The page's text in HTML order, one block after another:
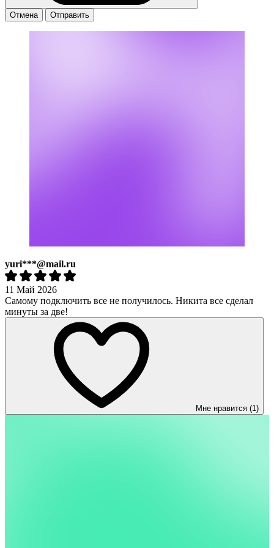
Отмена Отправить
yuri***@mail.ru
11 Май 2026
Самому подключить все не получилось. Никита все сделал
минуты за две!
Мне нравится (1)